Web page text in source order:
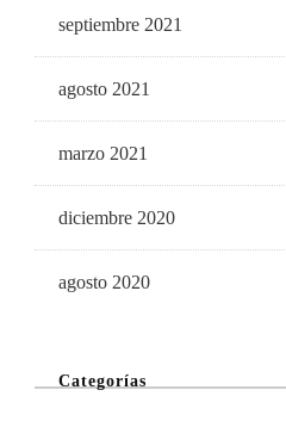
septiembre 2021
agosto 2021
marzo 2021
diciembre 2020
agosto 2020
Categorías